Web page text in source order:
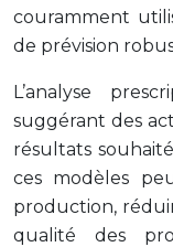
couramment
de prévision
L’analyse
suggérant des
résultats
ces modèles
production,
qualité des